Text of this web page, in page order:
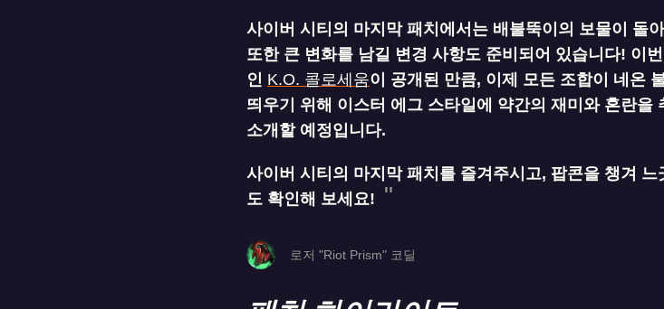
사이버 시티의 마지막 패치에서는 배불뚝이의 보물이 돌
또한 큰 변화를 남길 변경 사항도 준비되어 있습니다! 이
인 K.O. 콜로세움이 공개된 만큼, 이제 모든 조합이 네온
띄우기 위해 이스터 에그 스타일에 약간의 재미와 혼란을
소개할 예정입니다.
사이버 시티의 마지막 패치를 즐겨주시고, 팝콘을 챙겨 느
도 확인해 보세요!
로저 "Riot Prism" 코딜